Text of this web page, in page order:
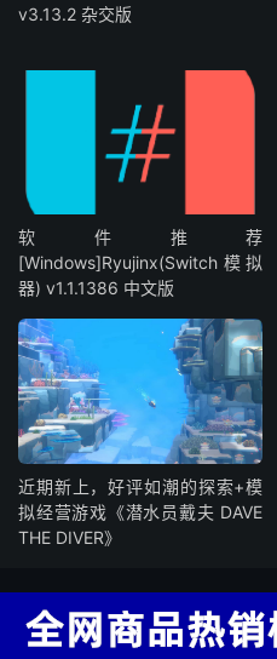
v3.13.2 杂交版
软件推荐
[Windows]Ryujinx(Switch模拟
器) v1.1.1386 中文版
近期新上，好评如潮的探索+模
拟经营游戏《潜水员戴夫 DAVE
THE DIVER》